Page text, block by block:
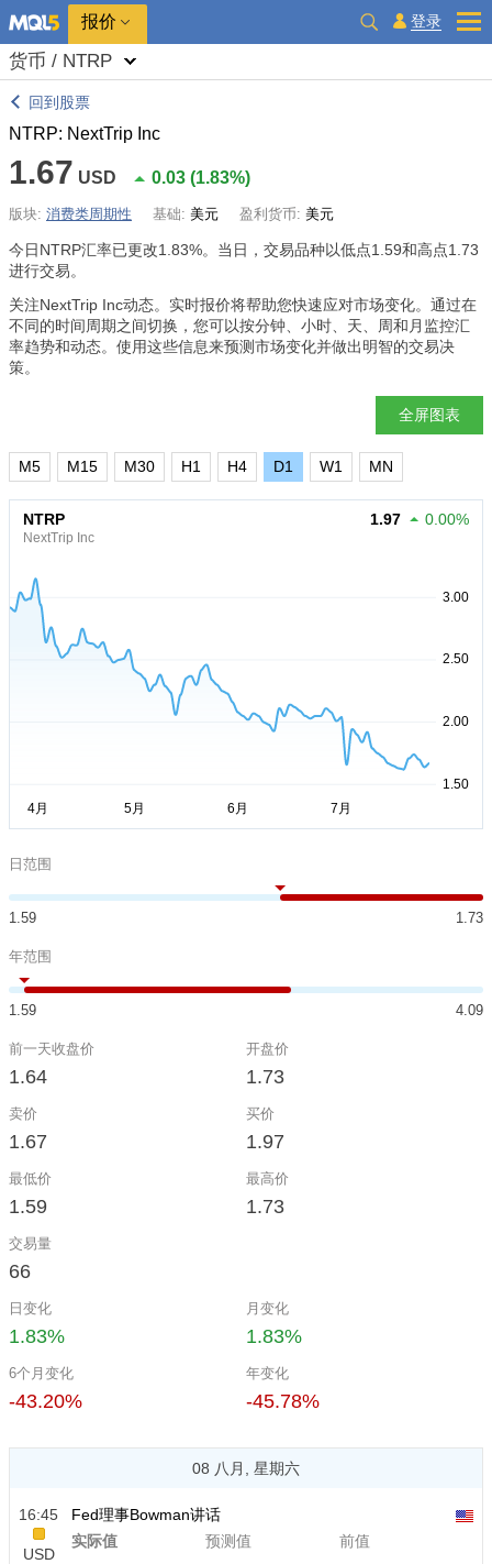
报价 登录
货币 / NTRP
回到股票
NTRP: NextTrip Inc
1.67 USD 0.03 (1.83%)
版块: 消费类周期性 基础: 美元 盈利货币: 美元
今日NTRP汇率已更改1.83%。当日，交易品种以低点1.59和高点1.73
进行交易。
关注NextTrip Inc动态。实时报价将帮助您快速应对市场变化。通过在
不同的时间周期之间切换，您可以按分钟、小时、天、周和月监控汇
率趋势和动态。使用这些信息来预测市场变化并做出明智的交易决
策。
全屏图表
M5 M15 M30 H1 H4 D1 W1 MN
NTRP
NextTrip Inc
1.97 0.00%
日范围
1.59 1.73
年范围
1.59 4.09
前一天收盘价
1.64
开盘价
1.73
卖价
1.67
买价
1.97
最低价
1.59
最高价
1.73
交易量
66
日变化
1.83%
月变化
1.83%
6个月变化
-43.20%
年变化
-45.78%
08 八月, 星期六
16:45
USD
Fed理事Bowman讲话
实际值
预测值 前值